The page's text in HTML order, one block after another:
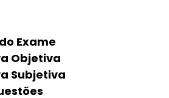
Exame
Objetiva
Subjetiva